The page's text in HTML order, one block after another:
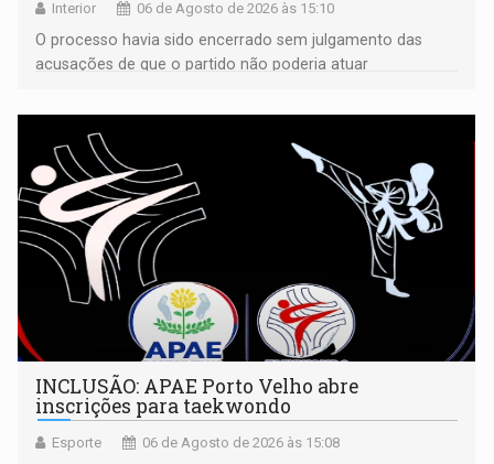
Interior 06 de Agosto de 2026 às 15:10
O processo havia sido encerrado sem julgamento das
acusações de que o partido não poderia atuar
INCLUSÃO: APAE Porto Velho abre
inscrições para taekwondo
Esporte 06 de Agosto de 2026 às 15:08